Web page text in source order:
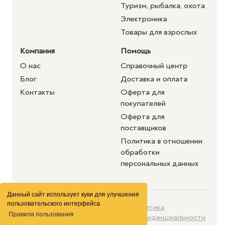
Данный сайт использует куки для улучшения
пользовательского интерфейса
Правила пользования
Туризм, рыбалка, охота
Электроника
Товары для взрослых
Компания
О нас
Блог
Контакты
Помощь
Справочный центр
Доставка и оплата
Оферта для
покупателей
Оферта для
поставщиков
Политика в отношении
обработки
персональных данных
©2026 purshat.market. Все
права защищены
Политика
конфиденциальности